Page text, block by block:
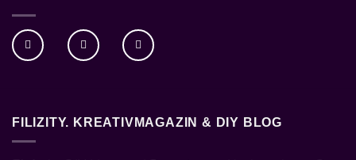
FILIZITY. KREATIVMAGAZIN & DIY BLOG